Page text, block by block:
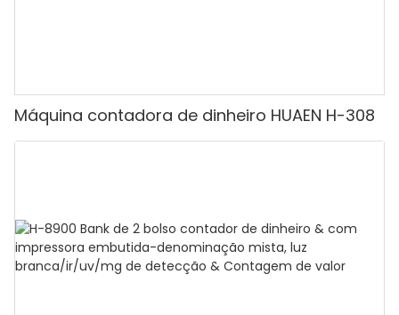
Máquina contadora de dinheiro HUAEN H-308